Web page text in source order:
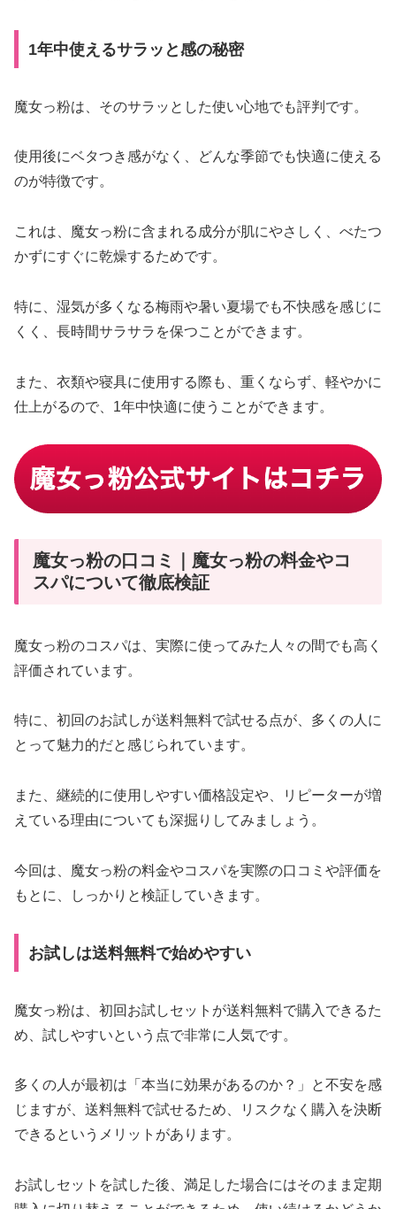
1年中使えるサラッと感の秘密
魔女っ粉は、そのサラッとした使い心地でも評判です。
使用後にベタつき感がなく、どんな季節でも快適に使える
のが特徴です。
これは、魔女っ粉に含まれる成分が肌にやさしく、べたつ
かずにすぐに乾燥するためです。
特に、湿気が多くなる梅雨や暑い夏場でも不快感を感じに
くく、長時間サラサラを保つことができます。
また、衣類や寝具に使用する際も、重くならず、軽やかに
仕上がるので、1年中快適に使うことができます。
魔女っ粉の口コミ｜魔女っ粉の料金やコ
スパについて徹底検証
魔女っ粉のコスパは、実際に使ってみた人々の間でも高く
評価されています。
特に、初回のお試しが送料無料で試せる点が、多くの人に
とって魅力的だと感じられています。
また、継続的に使用しやすい価格設定や、リピーターが増
えている理由についても深掘りしてみましょう。
今回は、魔女っ粉の料金やコスパを実際の口コミや評価を
もとに、しっかりと検証していきます。
お試しは送料無料で始めやすい
魔女っ粉は、初回お試しセットが送料無料で購入できるた
め、試しやすいという点で非常に人気です。
多くの人が最初は「本当に効果があるのか？」と不安を感
じますが、送料無料で試せるため、リスクなく購入を決断
できるというメリットがあります。
お試しセットを試した後、満足した場合にはそのまま定期